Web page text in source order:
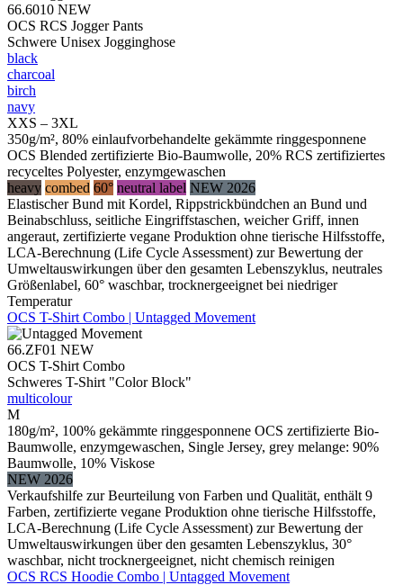
66.6010 NEW
OCS RCS Jogger Pants
Schwere Unisex Jogginghose
black
charcoal
birch
navy
XXS – 3XL
350g/m², 80% einlaufvorbehandelte gekämmte ringgesponnene
OCS Blended zertifizierte Bio-Baumwolle, 20% RCS zertifiziertes
recyceltes Polyester, enzymgewaschen
heavy combed 60° neutral label NEW 2026
Elastischer Bund mit Kordel, Rippstrickbündchen an Bund und
Beinabschluss, seitliche Eingriffstaschen, weicher Griff, innen
angeraut, zertifizierte vegane Produktion ohne tierische Hilfsstoffe,
LCA-Berechnung (Life Cycle Assessment) zur Bewertung der
Umweltauswirkungen über den gesamten Lebenszyklus, neutrales
Größenlabel, 60° waschbar, trocknergeeignet bei niedriger
Temperatur
OCS T-Shirt Combo | Untagged Movement
66.ZF01 NEW
OCS T-Shirt Combo
Schweres T-Shirt "Color Block"
multicolour
M
180g/m², 100% gekämmte ringgesponnene OCS zertifizierte Bio-
Baumwolle, enzymgewaschen, Single Jersey, grey melange: 90%
Baumwolle, 10% Viskose
NEW 2026
Verkaufshilfe zur Beurteilung von Farben und Qualität, enthält 9
Farben, zertifizierte vegane Produktion ohne tierische Hilfsstoffe,
LCA-Berechnung (Life Cycle Assessment) zur Bewertung der
Umweltauswirkungen über den gesamten Lebenszyklus, 30°
waschbar, nicht trocknergeeignet, nicht chemisch reinigen
OCS RCS Hoodie Combo | Untagged Movement